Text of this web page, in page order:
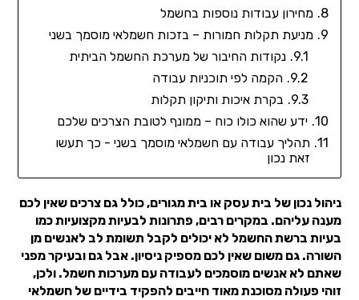
מחירון עבודות נוספות בחשמל
מניעת תקלות חמורות – בזכות חשמלאי מוסמך בשני
נקודות החיבור של מערכת החשמל הביתית
הקמה לפי תוכניות עבודה
בקרת איכות ותיקון תקלות
ידע שהוא כולו כוח – ממונף לטובת הצרכים שלכם
תהליך עבודה עם חשמלאי מוסמך בשני - כך תעשו
זאת נכון
ניהול נכון של בית עסק או בית מגורים, כולל גם צרכים שאין לכם
מענה עליהם. במקרים רבים, פתרונות לבעיות מקצועיות כמו
בעיות ברשת החשמל לא יכולים לקבל תשומת לב לאנשים מן
השורה. גם משום שאין לכם מספיק ניסיון. אבל גם ובעיקר מפני
שאתם לא אנשים מוסמכים לעבודה עם מערכות חשמל. ולכן,
זוהי פעולה מסוכנת מאוד חייבים להפקיד בידיים של חשמלאי